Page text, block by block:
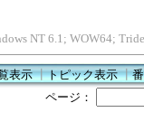
NT 6.1; WOW64;
表示┃トピック表示┃
ページ：